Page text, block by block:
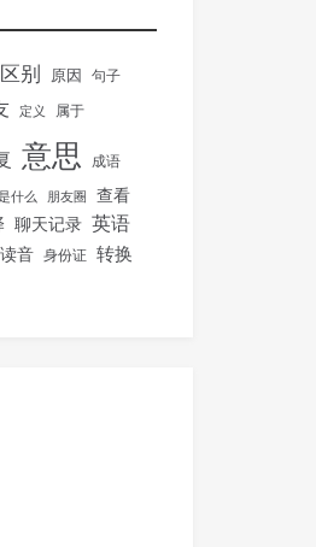
区别 原因 句子
定义 属于
意思 成语
什么 朋友圈 查看
聊天记录 英语
读音 身份证 转换